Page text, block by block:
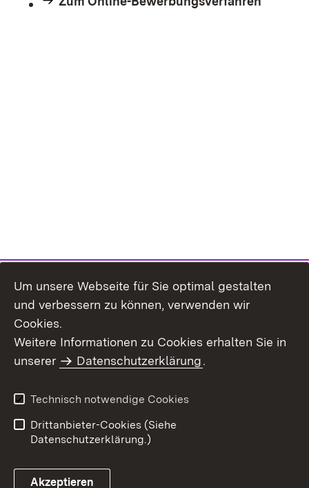
Benutzungshinweise
Erklärung zur
Um unsere Webseite für Sie optimal gestalten
und verbessern zu können, verwenden wir
Cookies.
Weitere Informationen zu Cookies erhalten Sie in
unserer
Datenschutzerklärung.
Technisch notwendige Cookies
Drittanbieter-Cookies (Siehe
Datenschutzerklärung.)
Akzeptieren